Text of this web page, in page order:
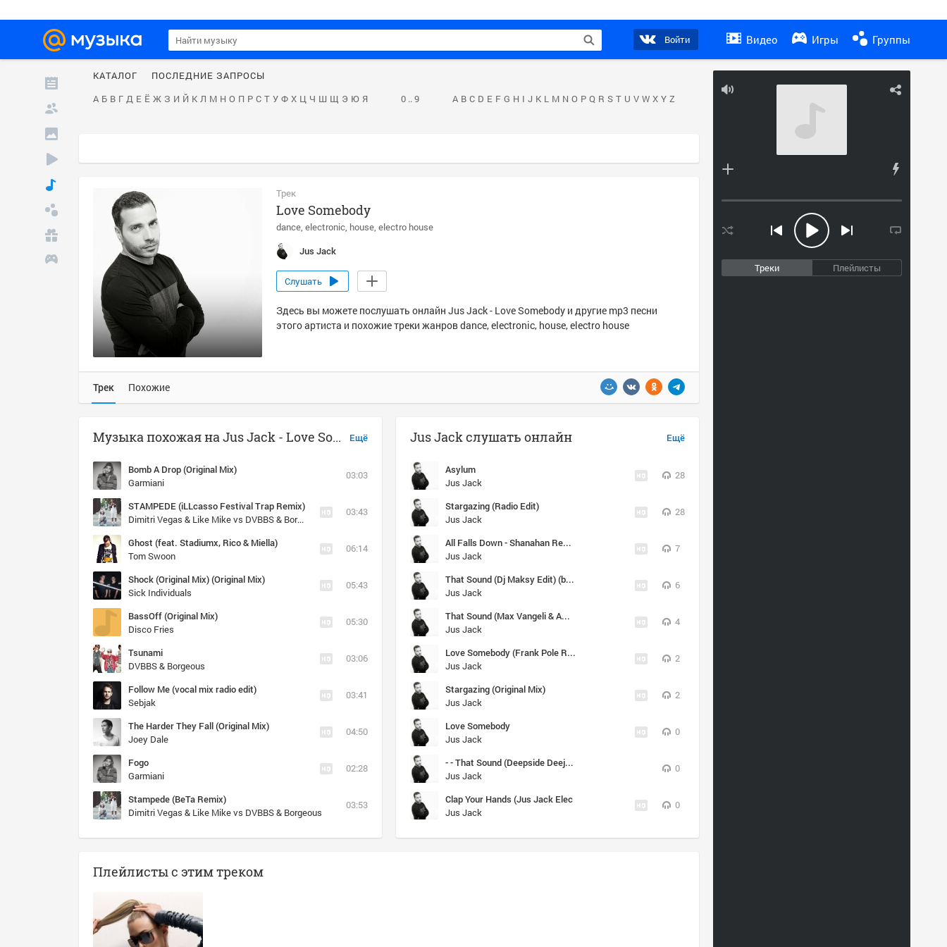
Войти Видео Игры Группы
Треки Плейлисты
КАТАЛОГ
ПОСЛЕДНИЕ ЗАПРОСЫ
А Б В Г Д Е Ё Ж З И Й К Л М Н О П Р С Т У Ф Х Ц Ч Ш Щ Э Ю Я 0 .. 9 A B C D E F G H I J K L M N O P Q R S T U V W X Y Z
Трек
Love Somebody
dance electronic house electro house
Jus Jack
Слушать
Здесь вы можете послушать онлайн Jus Jack - Love Somebody и другие mp3 песни
этого артиста и похожие треки жанров dance, electronic, house, electro house
Трек Похожие
Ещё
Музыка похожая на Jus Jack - Love Somebody
Bomb A Drop (Original Mix)
Garmiani
03:03
STАMPEDE (iLLcasso Festival Trap Remix)
Dimitri Vegas & Like Mike vs DVBBS & Borgeous
03:43
Ghost (feat. Stadiumx, Rico & Miella)
Tom Swoon
06:14
Shock (Original Mix) (Original Mix)
Sick Individuals
05:43
BassOff (Original Mix)
Disco Fries
05:30
Tsunami
DVBBS & Borgeous
03:06
Follow Me (vocal mix radio edit)
Sebjak
03:41
The Harder They Fall (Original Mix)
Joey Dale
04:50
Fogo
Garmiani
02:28
Stampede (BeTa Remix)
Dimitri Vegas & Like Mike vs DVBBS & Borgeous
03:53
Ещё
Jus Jack слушать онлайн
Asylum
Jus Jack
28
Stargazing (Radio Edit)
Jus Jack
28
All Falls Down - Shanahan Remix
Jus Jack
7
That Sound (Dj Maksy Edit) (bpm51) Samba (1)
Jus Jack
6
That Sound (Max Vangeli & AN21 Extended Club Mix)
Jus Jack
4
Love Somebody (Frank Pole Remix)
Jus Jack
2
Stargazing (Original Mix)
Jus Jack
2
Love Somebody
Jus Jack
0
- - That Sound (Deepside Deejays Remix)
Jus Jack
0
Clap Your Hands (Jus Jack Elec
Jus Jack
0
Плейлисты с этим треком